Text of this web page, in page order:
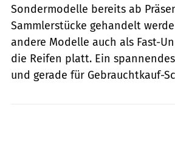
Sondermodelle bereits ab
Sammlerstücke gehandelt
andere Modelle auch als Fast-
die Reifen platt. Ein
und gerade für Gebrauchtkauf-